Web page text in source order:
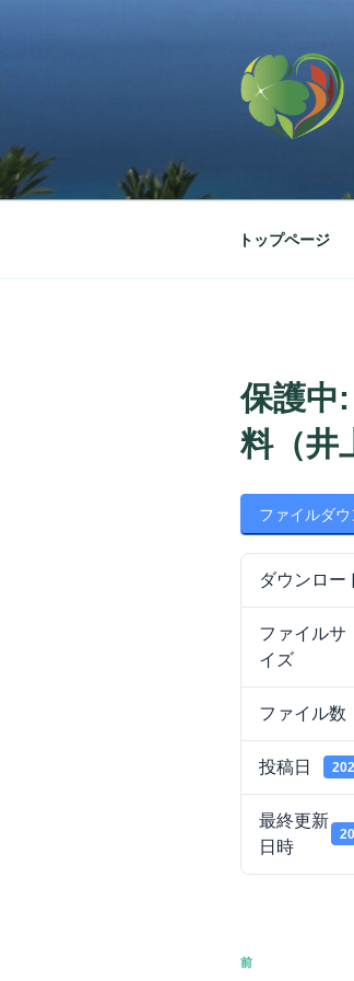
へ
ス
キ
トップページ
保護中
料（井
ファイルダウ
ダウンロー
ファイルサ
イズ
ファイル数
投稿日
最終更新
日時
投
前
前